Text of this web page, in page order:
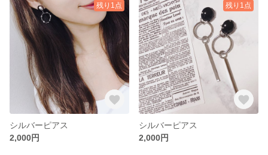
残り1点
シルバーピアス
2,000円
残り1点
シルバーピアス
2,000円